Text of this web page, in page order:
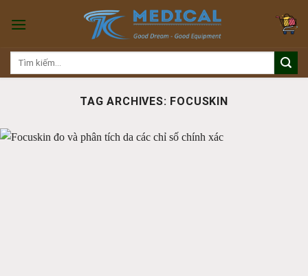
Tìm
TAG ARCHIVES: FOCUSKIN